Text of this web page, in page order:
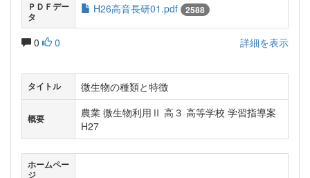
ＰＤＦデー
タ
H26高音長研01.pdf 2588
0 0 詳細を表示
タイトル 微生物の種類と特徴
概要
農業 微生物利用Ⅱ 高３ 高等学校 学習指導案
H27
ホームペー
ジ